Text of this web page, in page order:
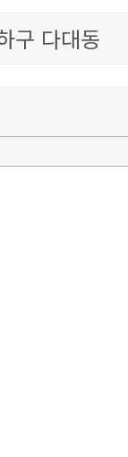
구 다대동